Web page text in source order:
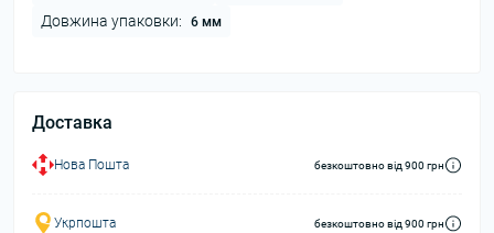
Довжина упаковки: 6 мм
Доставка
Нова Пошта безкоштовно від 900 грн
Укрпошта безкоштовно від 900 грн